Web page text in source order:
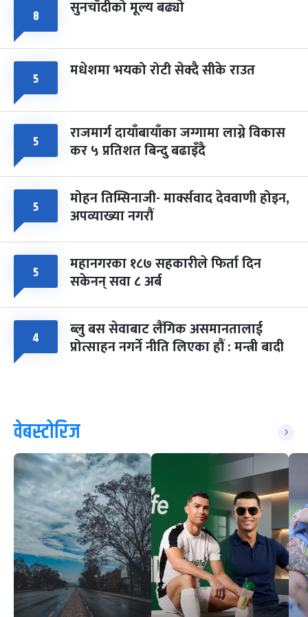
८ सुनचाँदीको मूल्य बढ्यो
५ मधेशमा भयको रोटी सेक्दै सीके राउत
५ राजमार्ग दायाँबायाँका जग्गामा लाग्ने विकास
कर ५ प्रतिशत बिन्दु बढाइँदै
५ मोहन तिम्सिनाजी- मार्क्सवाद देववाणी होइन,
अपव्याख्या नगरौं
५ महानगरका १८७ सहकारीले फिर्ता दिन
सकेनन् सवा ८ अर्ब
४ ब्लु बस सेवाबाट लैंगिक असमानतालाई
प्रोत्साहन नगर्ने नीति लिएका हौं : मन्त्री बादी
वेबस्टोरिज